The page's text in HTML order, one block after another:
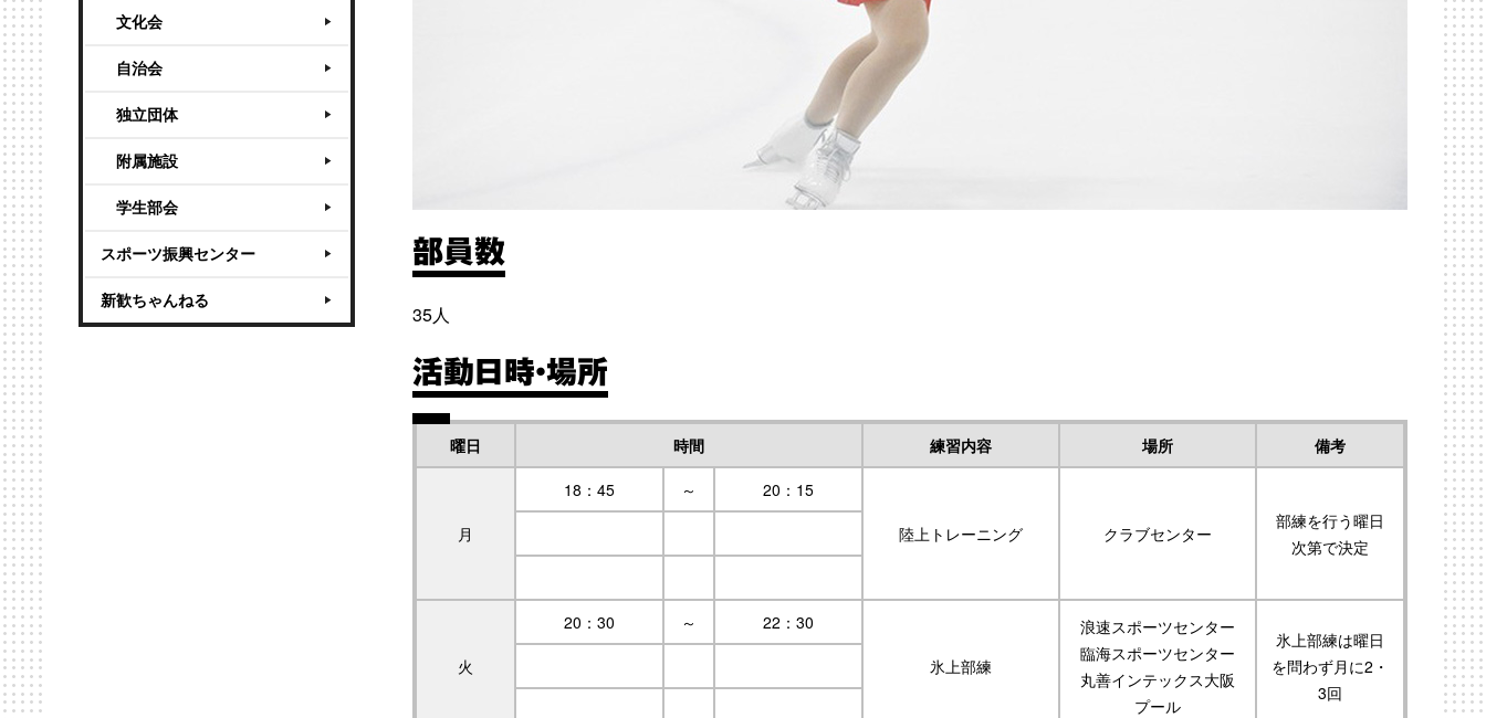
文化会
自治会
独立団体
附属施設
学生部会
スポーツ振興センター
新歓ちゃんねる
部員数
35人
活動日時・場所
曜日 時間 練習内容 場所 備考
月
18：45 ～
20：15
陸上トレーニング
クラブセンター
部練を行う曜日
次第で決定
火
20：30 ～
22：30
氷上部練
浪速スポーツセンター
臨海スポーツセンター
丸善インテックス大阪
プール
氷上部練は曜日
を問わず月に2・
3回